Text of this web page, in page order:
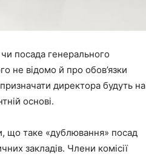
посада генерального
не відомо й про обов’язки
директора будуть на
основі.
що таке «дублювання» посад
закладів. Члени комісії